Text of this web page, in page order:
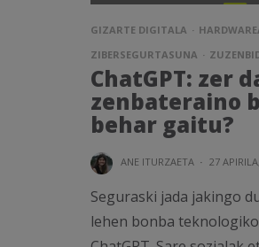
GIZARTE DIGITALA
ZIBERSEGURTASUNA
ChatGPT: zer
zenbateraino
behar gaitu?
ANE ITURZAETA · 27
Seguraski jada jakingo
lehen bonba